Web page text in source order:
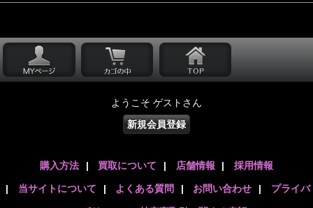
ようこそ ゲストさん
新規会員登録
購入方法 | 買取について | 店舗情報 | 採用情報
| 当サイトについて | よくある質問 | お問い合わせ | プライバ